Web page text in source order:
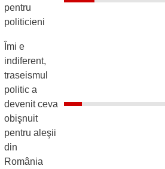
pentru
politicieni
Îmi e
indiferent,
traseismul
politic a
devenit ceva
obişnuit
pentru aleşii
din
România